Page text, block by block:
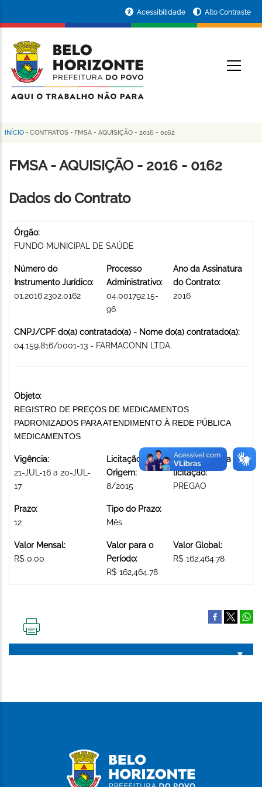
conteúdo
principal
da
Prefeitura
de
Horizonte
Acessibilidade Alto Contraste
Trilha
de
INÍCIO - CONTRATOS - FMSA - AQUISIÇÃO - 2016 - 0162
FMSA - AQUISIÇÃO - 2016 - 0162
Dados do Contrato
Órgão:
FUNDO MUNICIPAL DE SAÚDE
Número do
Instrumento Jurídico:
01.2016.2302.0162
Processo
Administrativo:
04.001792.15-
96
Ano da Assinatura
do Contrato:
2016
CNPJ/CPF do(a) contratado(a) - Nome do(a) contratado(a):
04.159.816/0001-13 - FARMACONN LTDA.
Objeto:
REGISTRO DE PREÇOS DE MEDICAMENTOS
PADRONIZADOS PARA ATENDIMENTO À REDE PÚBLICA
MEDICAMENTOS
Vigência:
21-JUL-16 a 20-JUL-
17
Licitação de
Origem:
8/2015
Modalidade da
licitação:
PREGAO
Prazo:
12
Tipo do Prazo:
Mês
Valor Mensal:
R$ 0.00
Valor para o
Período:
R$ 162,464.78
Valor Global:
R$ 162,464.78
PÁGINA